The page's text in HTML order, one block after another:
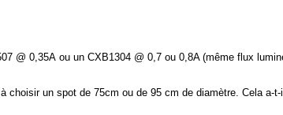
@ 0,35A ou un CXB1304 @ 0,7 ou 0,8A (même flux
un spot de 75cm ou de 95 cm de diamètre. Cela a-